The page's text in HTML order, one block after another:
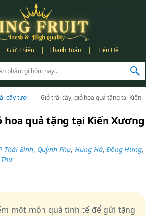
| Giới Thiệu | Thanh Toán | Liên Hệ
cây tươi
Giỏ trái cây, giỏ hoa quả tặng tại Kiến
hoa quả tặng tại Kiến Xương
Thái Bình, Quỳnh Phụ, Hưng Hà, Đông Hưng,
một món quà tinh tế để gửi tặng